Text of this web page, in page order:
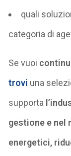
quali
categoria di
Se vuoi
trovi una
supporta
gestione e nel
energetici,